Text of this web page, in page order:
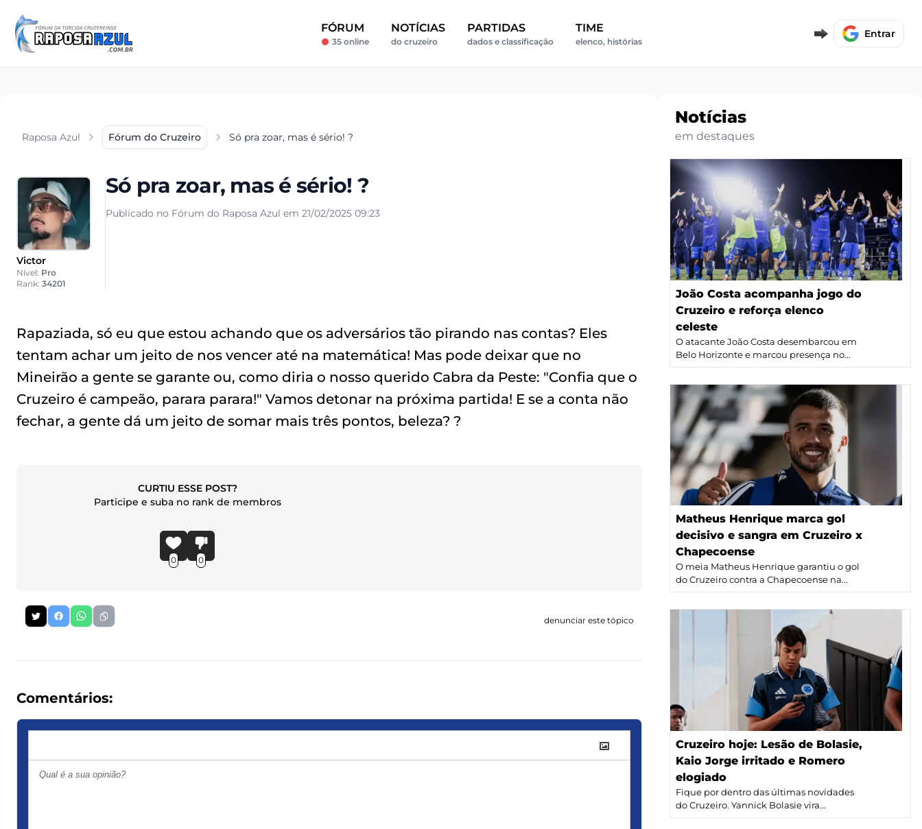
FÓRUM
35 online
NOTÍCIAS
do cruzeiro
PARTIDAS
dados e classificação
TIME
elenco, histórias
Entrar
Raposa Azul Fórum do Cruzeiro Só pra zoar, mas é sério! ?
Victor
Nível: Pro
Rank: 34201
Só pra zoar, mas é sério! ?
Publicado no Fórum do Raposa Azul em 21/02/2025 09:23
Rapaziada, só eu que estou achando que os adversários tão pirando nas contas? Eles
tentam achar um jeito de nos vencer até na matemática! Mas pode deixar que no
Mineirão a gente se garante ou, como diria o nosso querido Cabra da Peste: "Confia que o
Cruzeiro é campeão, parara parara!" Vamos detonar na próxima partida! E se a conta não
fechar, a gente dá um jeito de somar mais três pontos, beleza? ?
CURTIU ESSE POST?
Participe e suba no rank de membros
0 0
denunciar este tópico
Comentários:
Notícias
em destaques
João Costa acompanha jogo do
Cruzeiro e reforça elenco
celeste
O atacante João Costa desembarcou em
Belo Horizonte e marcou presença no...
Matheus Henrique marca gol
decisivo e sangra em Cruzeiro x
Chapecoense
O meia Matheus Henrique garantiu o gol
do Cruzeiro contra a Chapecoense na...
Cruzeiro hoje: Lesão de Bolasie,
Kaio Jorge irritado e Romero
elogiado
Fique por dentro das últimas novidades
do Cruzeiro. Yannick Bolasie vira...